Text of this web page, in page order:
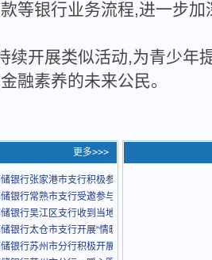
等银行业务流程,进一步
续开展类似活动,为青少年
融素养的未来公民。
更多>>>
银行张家港市支行积极参与青少年实践基地金
银行常熟市支行受邀参与“奔跑吧·常铝”村跑活动
银行吴江区支行收到当地派出所表扬信
银行太仓市支行开展“情暖重阳，银龄同乐”敬老
银行苏州市分行积极开展金融教育宣传周活动